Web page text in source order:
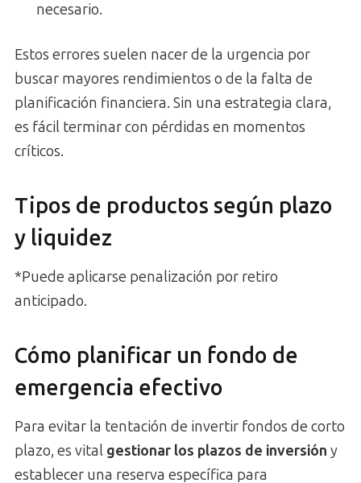
necesario.
Estos errores suelen nacer de la urgencia por
buscar mayores rendimientos o de la falta de
planificación financiera. Sin una estrategia clara,
es fácil terminar con pérdidas en momentos
críticos.
Tipos de productos según plazo
y liquidez
*Puede aplicarse penalización por retiro
anticipado.
Cómo planificar un fondo de
emergencia efectivo
Para evitar la tentación de invertir fondos de corto
plazo, es vital gestionar los plazos de inversión y
establecer una reserva específica para